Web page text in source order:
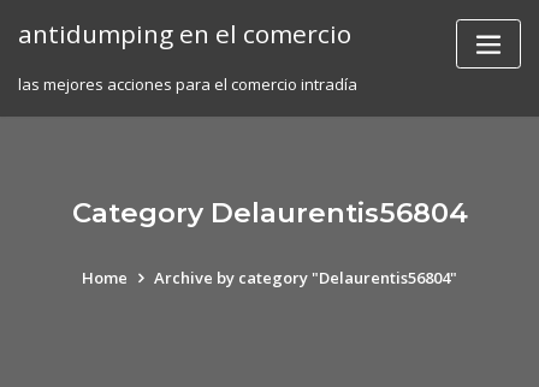
antidumping en el comercio
las mejores acciones para el comercio intradía
Category Delaurentis56804
Home Archive by category "Delaurentis56804"